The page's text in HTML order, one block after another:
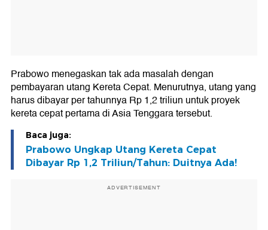
Prabowo menegaskan tak ada masalah dengan
pembayaran utang Kereta Cepat. Menurutnya, utang yang
harus dibayar per tahunnya Rp 1,2 triliun untuk proyek
kereta cepat pertama di Asia Tenggara tersebut.
Baca juga:
Prabowo Ungkap Utang Kereta Cepat
Dibayar Rp 1,2 Triliun/Tahun: Duitnya Ada!
ADVERTISEMENT